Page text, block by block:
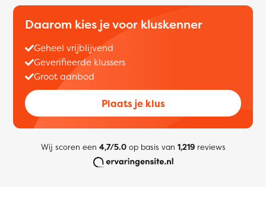
Daarom kies je voor kluskenner
Geheel vrijblijvend
Geverifieerde klussers
Groot aanbod
Plaats je klus
Wij scoren een 4,7/5.0op basis van 1,219reviews